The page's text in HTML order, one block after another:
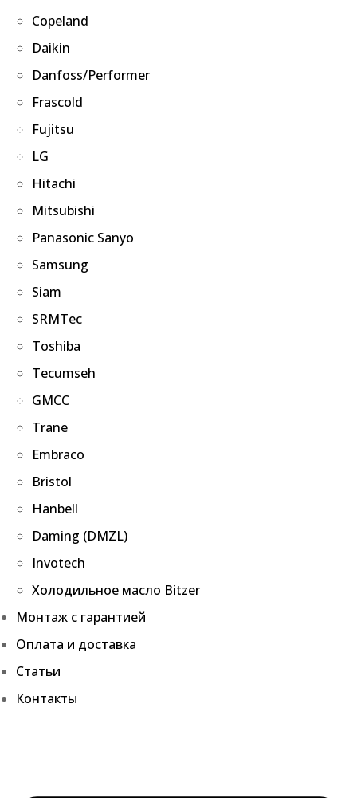
Copeland
Daikin
Danfoss/Performer
Frascold
Fujitsu
LG
Hitachi
Mitsubishi
Panasonic Sanyo
Samsung
Siam
SRMTec
Toshiba
Tecumseh
GMCC
Trane
Embraco
Bristol
Hanbell
Daming (DMZL)
Invotech
Холодильное масло Bitzer
Монтаж с гарантией
Оплата и доставка
Статьи
Контакты